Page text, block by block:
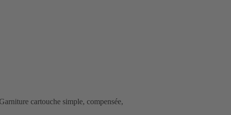
cartouche simple, compensée,